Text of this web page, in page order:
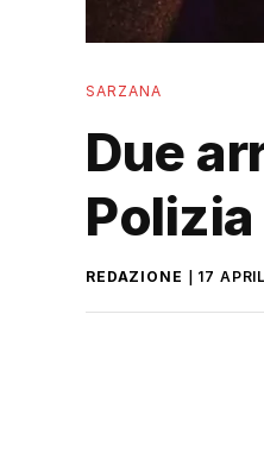
SARZANA
Due
Polizia
REDAZIONE 17